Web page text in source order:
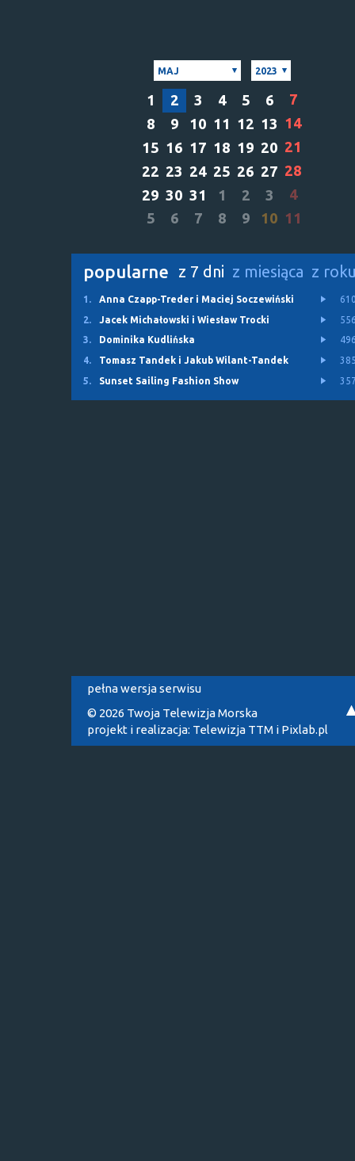
MAJ 2023
1 2 3 4 5 6
7
8
9 10 11 12 13 14
15 16 17 18 19 20 21
22 23 24 25 26 27 28
29 30 31 1 2 3
4
5
6 7 8 9 10 11
popularne z 7 dni z miesiąca z
1. Anna Czapp-Treder i Maciej Soczewiński
2.
Jacek Michałowski i Wiesław Trocki
3.
Dominika Kudlińska
4.
Tomasz Tandek i Jakub Wilant-Tandek
5.
Sunset Sailing Fashion Show
pełna wersja serwisu
© 2026 Twoja Telewizja Morska
projekt i realizacja: Telewizja TTM i Pixlab.pl